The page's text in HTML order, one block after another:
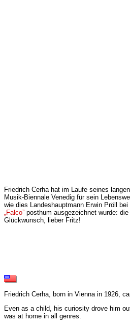
Friedrich Cerha hat im Laufe seines
Musik-Biennale Venedig für sein
wie dies Landeshauptmann Erwin Pröll
„Falco” posthum ausgezeichnet wurde:
Glückwunsch, lieber Fritz!
Friedrich Cerha, born in Vienna in 1926,
Even as a child, his curiosity drove him
was at home in all genres.